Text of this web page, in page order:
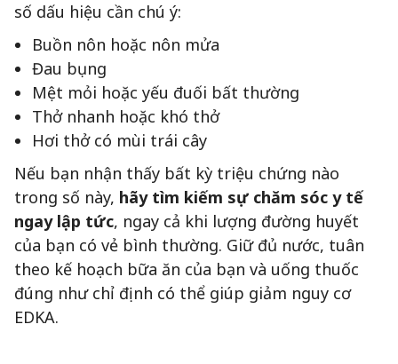
số dấu hiệu cần chú ý:
Buồn nôn hoặc nôn mửa
Đau bụng
Mệt mỏi hoặc yếu đuối bất thường
Thở nhanh hoặc khó thở
Hơi thở có mùi trái cây
Nếu bạn nhận thấy bất kỳ triệu chứng nào
trong số này, hãy tìm kiếm sự chăm sóc y tế
ngay lập tức, ngay cả khi lượng đường huyết
của bạn có vẻ bình thường. Giữ đủ nước, tuân
theo kế hoạch bữa ăn của bạn và uống thuốc
đúng như chỉ định có thể giúp giảm nguy cơ
EDKA.